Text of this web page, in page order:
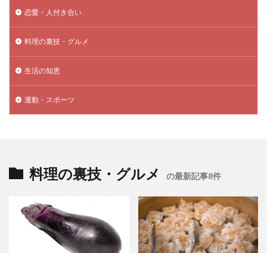
恋愛・人付き合い
料理の裏技・グルメ
生活の知恵
運動・スポーツ
料理の裏技・グルメ の最新記事8件